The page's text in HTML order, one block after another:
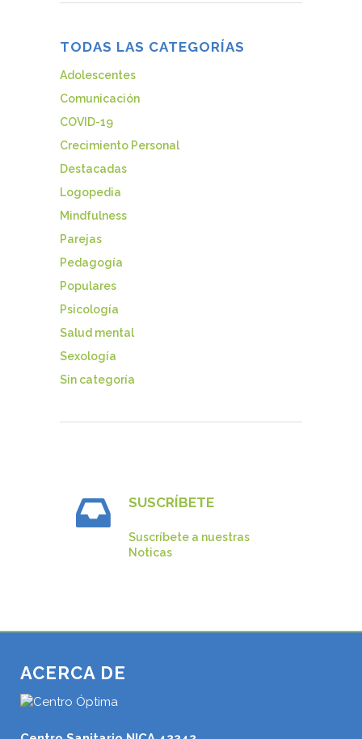
TODAS LAS CATEGORÍAS
Adolescentes
Comunicación
COVID-19
Crecimiento Personal
Destacadas
Logopedia
Mindfulness
Parejas
Pedagogía
Populares
Psicología
Salud mental
Sexología
Sin categoría
SUSCRÍBETE
Suscríbete a nuestras
Noticas
ACERCA DE